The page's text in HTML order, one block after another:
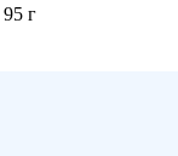
95 г